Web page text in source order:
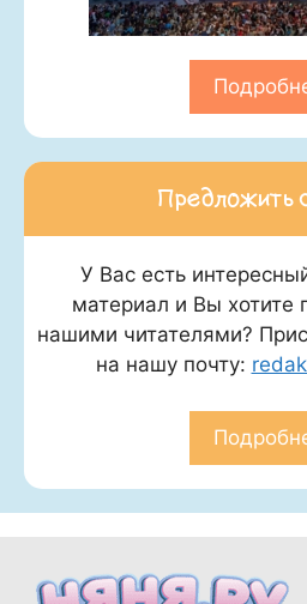
Предложить
У Вас есть
материал и Вы хотите
нашими читателями?
на нашу почту: